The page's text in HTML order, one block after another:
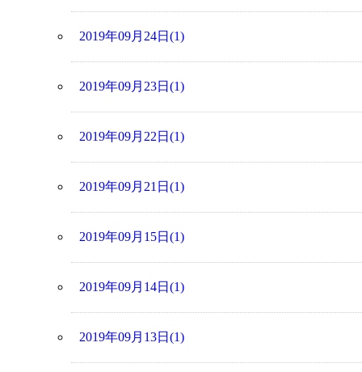
2019年09月24日(1)
2019年09月23日(1)
2019年09月22日(1)
2019年09月21日(1)
2019年09月15日(1)
2019年09月14日(1)
2019年09月13日(1)